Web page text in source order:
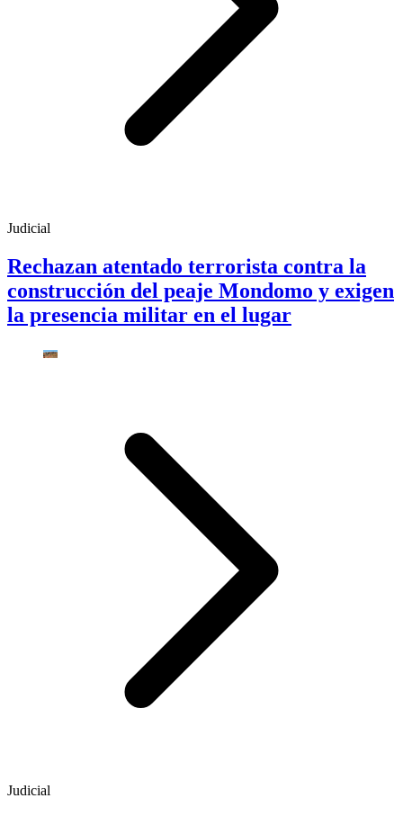
Judicial
Rechazan atentado terrorista contra la
construcción del peaje Mondomo y exigen
la presencia militar en el lugar
Judicial